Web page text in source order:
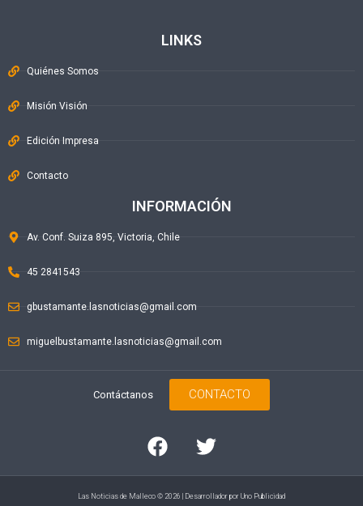
LINKS
Quiénes Somos
Misión Visión
Edición Impresa
Contacto
INFORMACIÓN
Av. Conf. Suiza 895, Victoria, Chile
45 2841543
gbustamante.lasnoticias@gmail.com
miguelbustamante.lasnoticias@gmail.com
Contáctanos CONTACTO
Las Noticias de Malleco © 2026 | Desarrollador por Uno Publicidad